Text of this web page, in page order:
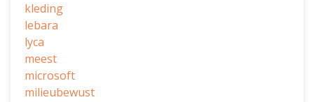
kleding
lebara
lyca
meest
microsoft
milieubewust